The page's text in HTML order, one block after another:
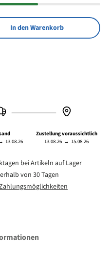
In den Warenkorb
13.08.26
Zustellung voraussichtlich
13.08.26 → 15.08.26
bei Artikeln auf Lager
von 30 Tagen